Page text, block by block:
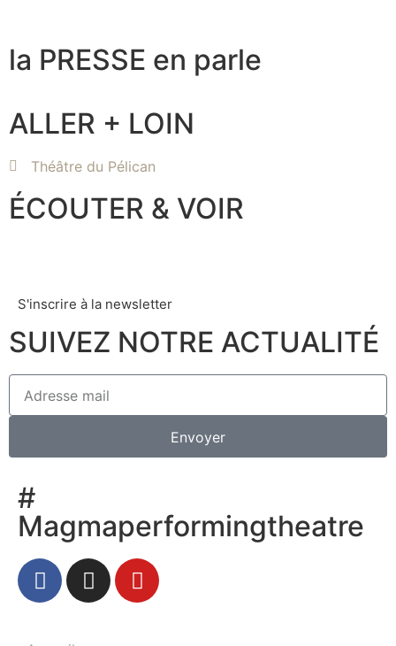
la PRESSE en parle
ALLER + LOIN
Théâtre du Pélican
ÉCOUTER & VOIR
S'inscrire à la newsletter
SUIVEZ NOTRE ACTUALITÉ
Envoyer
#
Magmaperformingtheatre